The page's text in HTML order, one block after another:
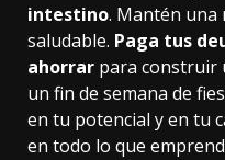
intestino. Mantén una
saludable. Paga tus
ahorrar para construir
un fin de semana de
en tu potencial y en tu
en todo lo que